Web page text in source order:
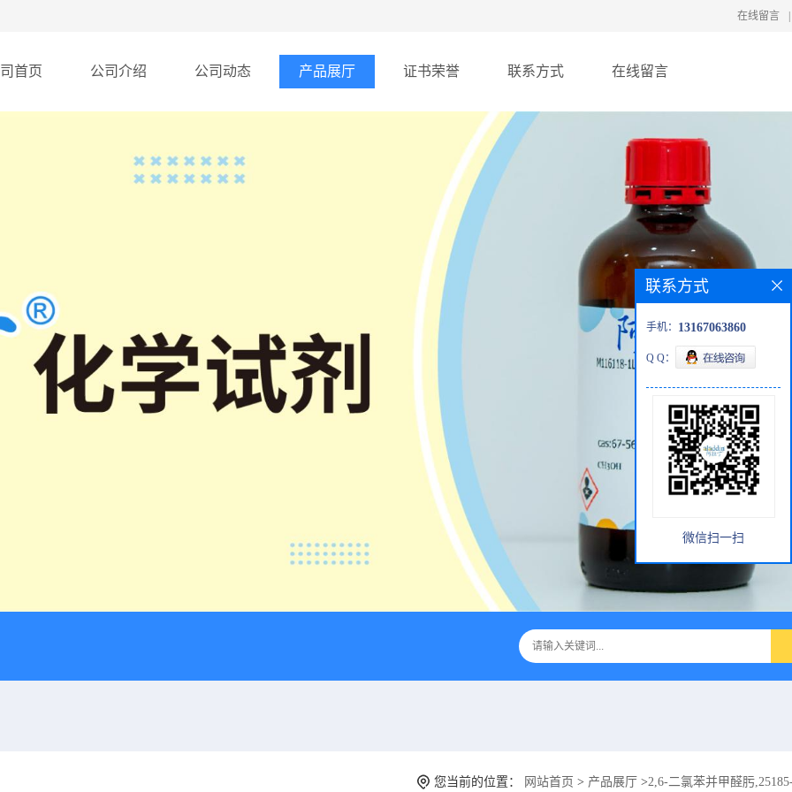
在线留言
首页 公司介绍 公司动态 产品展厅 证书荣誉 联系方式 在线留言
您当前的位置： 网站首页 > 产品展厅 >2,6-二氯苯并甲醛肟
联系方式
手机： 13167063860
Q Q：
微信扫一扫